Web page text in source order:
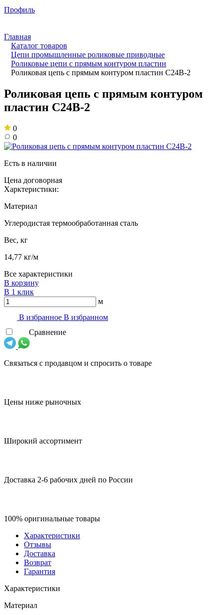
Профиль
Главная
Каталог товаров
Цепи промышленные роликовые приводные
Роликовые цепи с прямым контуром пластин
Роликовая цепь с прямым контуром пластин C24B-2
Роликовая цепь с прямым контуром
пластин C24B-2
0
0
Есть в наличии
Цена договорная
Харктеристики:
Материал
Углеродистая термообработанная сталь
Вес, кг
14,77 кг/м
Все характеристики
В корзину
В 1 клик
м
В избранноe В избранном
Сравнение
Связаться с продавцом и спросить о товаре
Цены ниже рыночных
Широкий ассортимент
Доставка 2-6 рабочих дней по России
100% оригинальные товары
Характеристики
Отзывы
Доставка
Возврат
Гарантия
Характеристики
Материал